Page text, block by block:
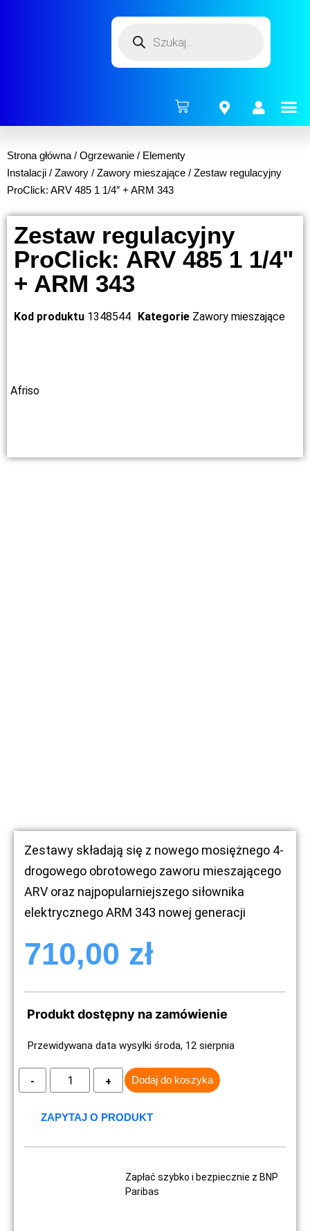
Strona główna / Ogrzewanie / Elementy
Instalacji / Zawory / Zawory mieszające / Zestaw regulacyjny
ProClick: ARV 485 1 1/4″ + ARM 343
Zestaw regulacyjny
ProClick: ARV 485 1 1/4"
+ ARM 343
Kod produktu 1348544 Kategorie Zawory mieszające
Afriso
Zestawy składają się z nowego mosiężnego 4-
drogowego obrotowego zaworu mieszającego
ARV oraz najpopularniejszego siłownika
elektrycznego ARM 343 nowej generacji
710,00 zł
Produkt dostępny na zamówienie
Przewidywana data wysyłki środa, 12 sierpnia
Dodaj do koszyka
ZAPYTAJ O PRODUKT
Zapłać szybko i bezpiecznie z BNP
Paribas